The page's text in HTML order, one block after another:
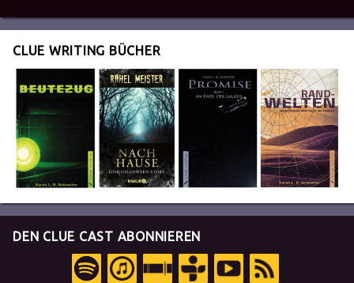
CLUE WRITING BÜCHER
DEN CLUE CAST ABONNIEREN